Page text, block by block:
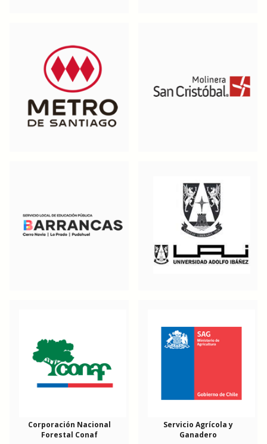
Corporación Nacional
Forestal Conaf
Servicio Agrícola y
Ganadero